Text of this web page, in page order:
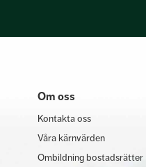
Om oss
Kontakta oss
Våra kärnvärden
Ombildning bostadsrätter